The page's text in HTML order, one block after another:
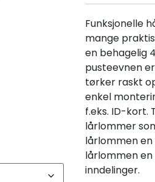
Funksjonelle
mange
en behagelig
pusteevnen
tørker raskt
enkel
f.eks. ID-kort.
lårlommer
lårlommen
lårlommen
inndelinger.